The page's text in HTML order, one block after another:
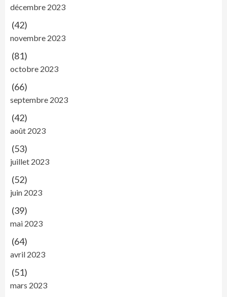
décembre 2023
(42)
novembre 2023
(81)
octobre 2023
(66)
septembre 2023
(42)
août 2023
(53)
juillet 2023
(52)
juin 2023
(39)
mai 2023
(64)
avril 2023
(51)
mars 2023